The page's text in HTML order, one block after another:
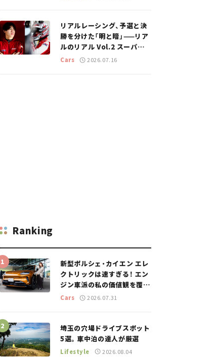
リアルレーシング、予選と決
勝を分けた「明と暗」——リア
ルのリアル Vol.2 スーパー
GT 2026開幕戦 岡山国際サ
Cars 2026.07.16
Ranking
新型ポルシェ・カイエン エレ
クトリックは速すぎる！ エン
ジン車派の私の価値観を覆し
た、新しいポルシェの走り。
Cars 2026.07.31
埼玉の穴場ドライブスポット
5選。車中泊の達人が厳選
Lifestyle 2026.08.04